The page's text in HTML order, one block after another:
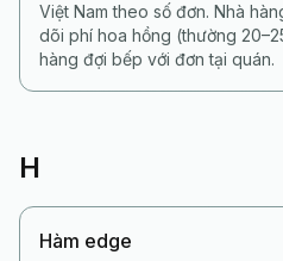
Việt Nam theo số đơn. Nhà
dõi phí hoa hồng (thường
hàng đợi bếp với đơn tại quán.
H
Hàm edge